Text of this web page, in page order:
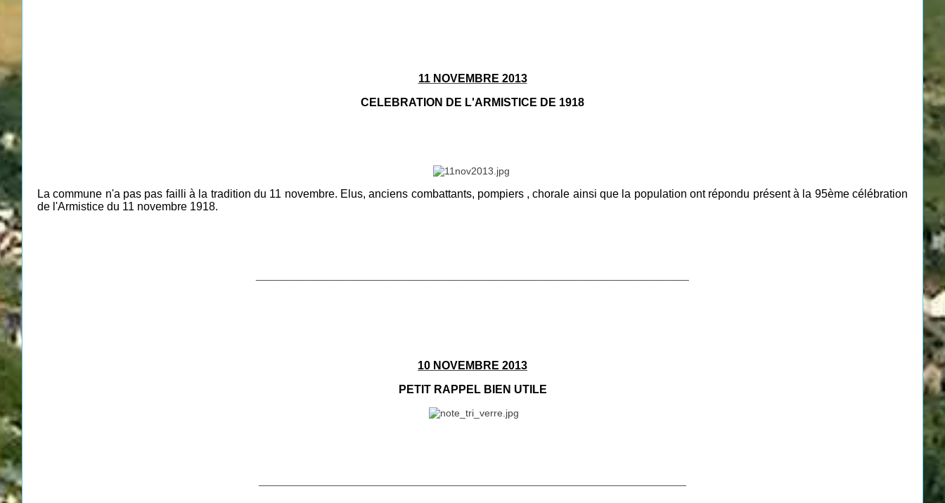
11 NOVEMBRE 2013
CELEBRATION DE L'ARMISTICE DE 1918
La commune n'a pas pas failli à la tradition du 11 novembre. Elus, anciens combattants, pompiers , chorale ainsi que la population ont répondu présent à la 95ème célébration
de l'Armistice du 11 novembre 1918.
10 NOVEMBRE 2013
PETIT RAPPEL BIEN UTILE